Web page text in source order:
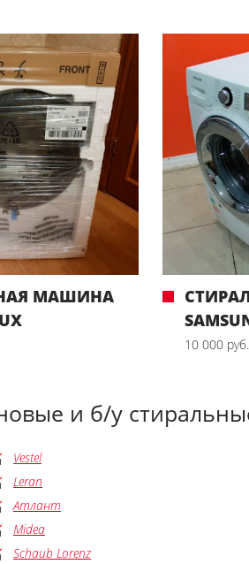
МАШИНА
10 000 руб.
и б/у
Vestel
Leran
Атлант
Midea
Schaub Lorenz